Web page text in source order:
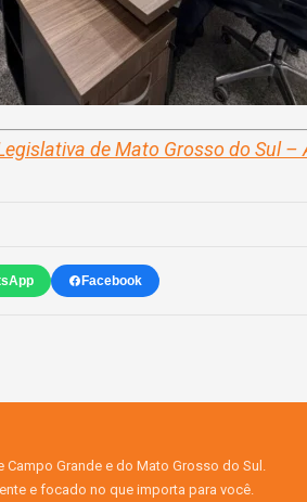
de Mato Grosso do Sul –
Facebook
Campo Grande e do Mato Grosso do Sul.
e focado no que importa para você.